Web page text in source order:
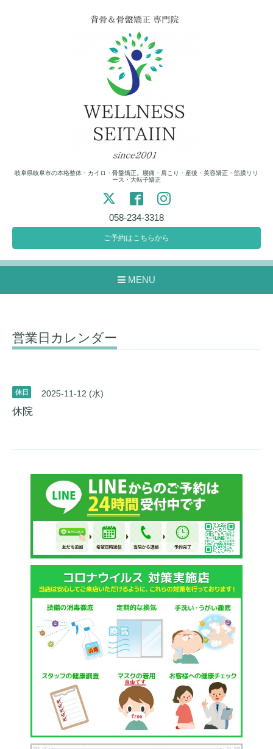
岐阜県岐阜市の本格整体・カイロ・骨盤矯正。腰痛・肩こり・産後・美容矯正・筋膜リリ
ース・大転子矯正
058-234-3318
ご予約はこちらから
MENU
営業日カレンダー
休日 2025-11-12 (水)
休院